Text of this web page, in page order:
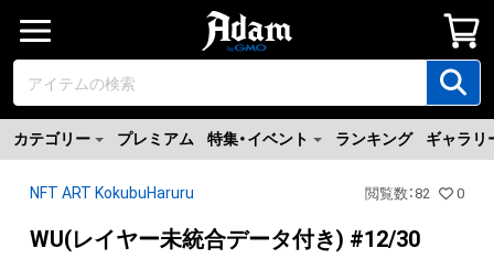
カテゴリー プレミアム 特集・イベント ランキング ギャラリ
NFT ART KokubuHaruru 閲覧数 ： 82 0
WU(レイヤー未統合データ付き) #12/30